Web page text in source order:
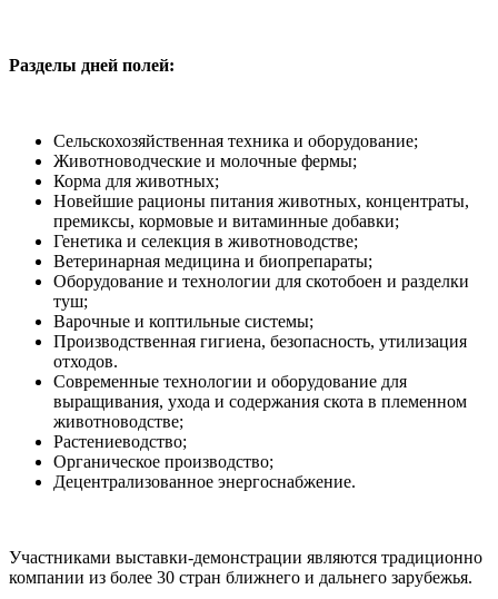
Разделы дней полей:
Сельскохозяйственная техника и оборудование;
Животноводческие и молочные фермы;
Корма для животных;
Новейшие рационы питания животных, концентраты,
премиксы, кормовые и витаминные добавки;
Генетика и селекция в животноводстве;
Ветеринарная медицина и биопрепараты;
Оборудование и технологии для скотобоен и разделки
туш;
Варочные и коптильные системы;
Производственная гигиена, безопасность, утилизация
отходов.
Современные технологии и оборудование для
выращивания, ухода и содержания скота в племенном
животноводстве;
Растениеводство;
Органическое производство;
Децентрализованное энергоснабжение.
Участниками выставки-демонстрации являются традиционно
компании из более 30 стран ближнего и дальнего зарубежья.